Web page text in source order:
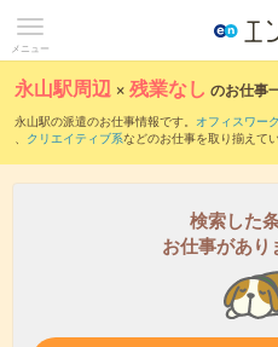
メニュー
永山駅周辺 ×残業なし のお仕事
永山駅の派遣のお仕事情報です。 オフィスワー
、 クリエイティブ系などのお仕事を取り揃えて
検索した
お仕事があり